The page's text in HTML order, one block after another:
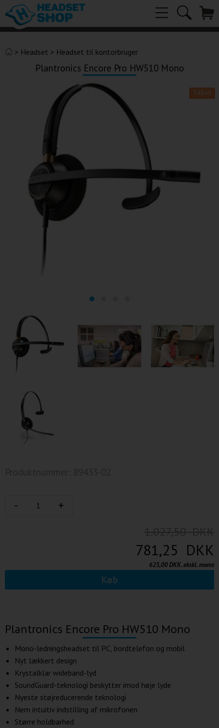
> Headset > Headset til kontorbruger
Plantronics Encore Pro HW510 Mono
Tilbud
781,25 DKK
625,00 DKK. ekskl. moms
Køb
Plantronics Encore Pro HW510 Mono
Mono-ledningsheadset til PC, bordtelefon og mobil
Nyt lækkert design
Krystalklar wideband-lyd
SoundGuard-teknologi beskytter imod høje lyde
Nyeste støjreducerende teknologi
Nem intuitiv indstilling af mikrofonen
Større holdbarhed